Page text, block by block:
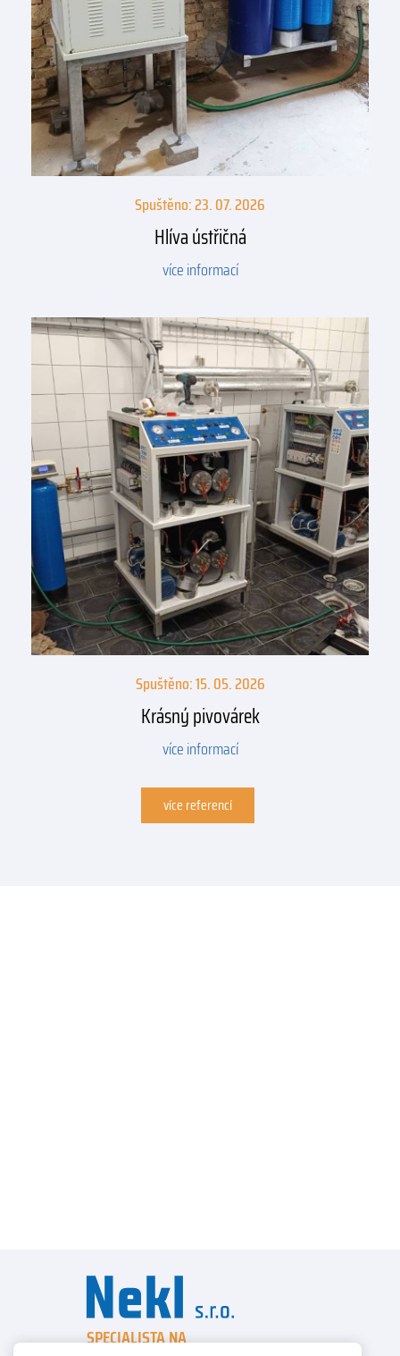
Spuštěno: 23. 07. 2026
Hlíva ústřičná
více informací
Spuštěno: 15. 05. 2026
Krásný pivovárek
více informací
více referencí
SPECIALISTA NA